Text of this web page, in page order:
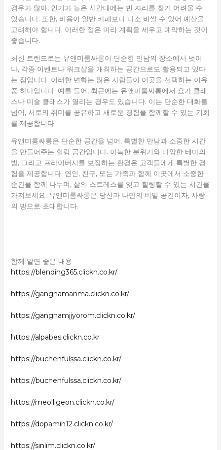
경우가 많아, 인기가 높은 시간대에는 빈 자리를 찾기 어려울 수
있습니다. 또한, 비용이 일반 카페보다 다소 비쌀 수 있어 예산을
고려해야 합니다. 이러한 점은 미리 계획을 세우고 예약하는 것이
좋습니다.
최신 트렌드로는 유앤미룸싸롱이 단순한 만남의 장소에서 벗어
나, 각종 이벤트나 워크샵을 개최하는 공간으로도 활용되고 있다
는 점입니다. 이러한 변화는 많은 사람들이 이곳을 선택하는 이유
중 하나입니다. 예를 들어, 최근에는 유앤미룸싸롱에서 요가 클래
스나 미술 클래스가 열리는 경우도 있습니다. 이는 단순한 대화를
넘어, 서로의 취미를 공유하고 새로운 경험을 함께할 수 있는 기회
를 제공합니다.
유앤미룸싸롱은 단순한 공간을 넘어, 특별한 만남과 소중한 시간
을 만들어주는 힐링 공간입니다. 아늑한 분위기와 다양한 테마의
방, 그리고 프라이버시를 보장하는 환경은 고객들에게 특별한 경
험을 제공합니다. 연인, 친구, 또는 가족과 함께 이곳에서 소중한
순간을 함께 나누며, 삶의 스트레스를 잊고 힐링할 수 있는 시간을
가져보세요. 유앤미룸싸롱은 당신과 나만의 비밀 공간이자, 사랑
의 방으로 초대합니다.
함께 알면 좋은 내용
https://blending365.clickn.co.kr/
https://gangnamanma.clickn.co.kr/
https://gangnamjjyorom.clickn.co.kr/
https://alpabes.clickn.co.kr
https://buchenfulssa.clickn.co.kr/
https://buchenfulssa.clickn.co.kr/
https://meolligeon.clickn.co.kr/
https://dopamin12.clickn.co.kr/
https://sinlim.clickn.co.kr/